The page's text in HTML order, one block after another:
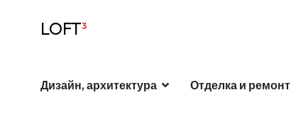
LOFT³
Дизайн, архитектура Отделка и ремонт